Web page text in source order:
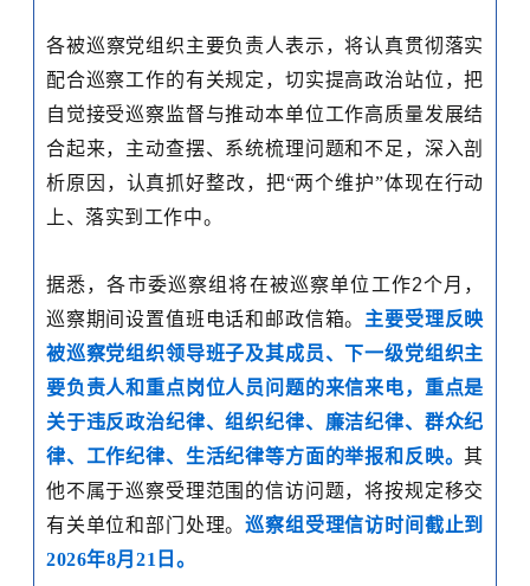
各被巡察党组织主要负责人表示，将认真贯彻落实
配合巡察工作的有关规定，切实提高政治站位，把
自觉接受巡察监督与推动本单位工作高质量发展结
合起来，主动查摆、系统梳理问题和不足，深入剖
析原因， 认真抓好整改， 把“两个维护”体现在行动
上、落实到工作中。
据悉，各市委巡察组将在被巡察单位工作2个月，
巡察期间设置值班电话和邮政信箱。 主要受理反映
被巡察党组织领导班子及其成员、下一级党组织主
要负责人和重点岗位人员问题的来信来电，重点是
关于违反政治纪律、组织纪律、廉洁纪律、群众纪
律、工作纪律、生活纪律等方面的举报和反映。其
他不属于巡察受理范围的信访问题，将按规定移交
有关单位和部门处理。巡察组受理信访时间截止到
2026年8月21 日。